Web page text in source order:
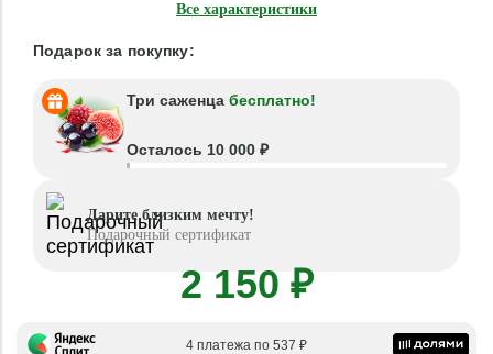
Все характеристики
Подарок за покупку:
Три саженца бесплатно!
Осталось 10 000 ₽
Дарите близким мечту!
Подарочный сертификат
2 150 ₽
4 платежа по 537 ₽